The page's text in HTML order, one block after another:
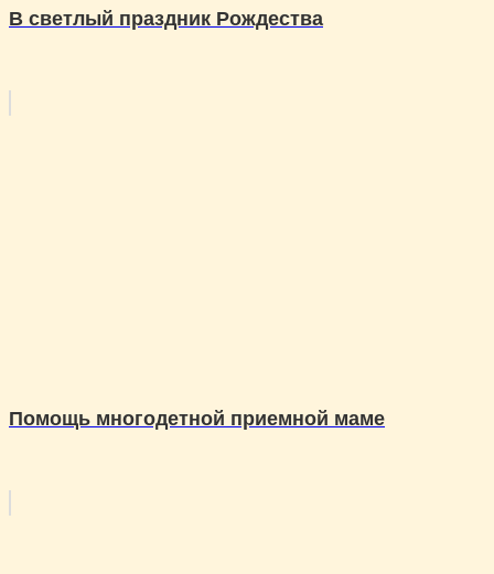
В светлый праздник Рождества
Помощь многодетной приемной маме